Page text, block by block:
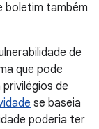
boletim também
de
que pode
de
se baseia
poderia ter